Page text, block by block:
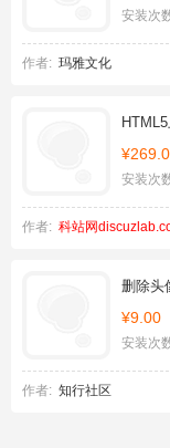
安装次
作者: 玛雅文化
安装次
作者: 科站网
删除头
¥9.00
安装次
作者: 知行社区